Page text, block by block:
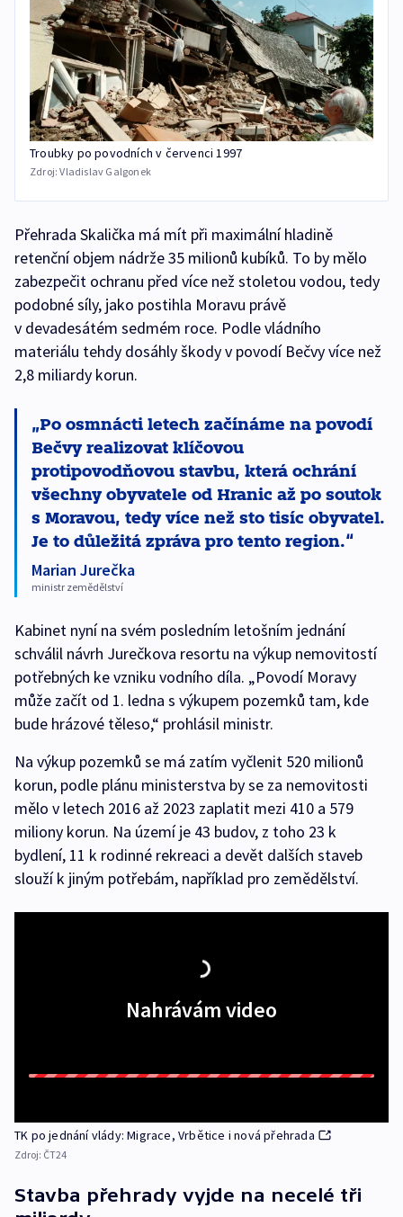
Troubky po povodních v červenci 1997
Zdroj:Vladislav Galgonek
Přehrada Skalička má mít při maximální hladině
retenční objem nádrže 35 milionů kubíků. To by mělo
zabezpečit ochranu před více než stoletou vodou, tedy
podobné síly, jako postihla Moravu právě
v devadesátém sedmém roce. Podle vládního
materiálu tehdy dosáhly škody v povodí Bečvy více než
2,8 miliardy korun.
Po osmnácti letech začínáme na povodí
Bečvy realizovat klíčovou
protipovodňovou stavbu, která ochrání
všechny obyvatele od Hranic až po soutok
s Moravou, tedy více než sto tisíc obyvatel.
Je to důležitá zpráva pro tento region.
Marian Jurečka
ministr zemědělství
Kabinet nyní na svém posledním letošním jednání
schválil návrh Jurečkova resortu na výkup nemovitostí
potřebných ke vzniku vodního díla. „Povodí Moravy
může začít od 1. ledna s výkupem pozemků tam, kde
bude hrázové těleso,“ prohlásil ministr.
Na výkup pozemků se má zatím vyčlenit 520 milionů
korun, podle plánu ministerstva by se za nemovitosti
mělo v letech 2016 až 2023 zaplatit mezi 410 a 579
miliony korun. Na území je 43 budov, z toho 23 k
bydlení, 11 k rodinné rekreaci a devět dalších staveb
slouží k jiným potřebám, například pro zemědělství.
Nahrávám video
TK po jednání vlády: Migrace, Vrbětice i nová přehrada
Zdroj: ČT24
Stavba přehrady vyjde na necelé tři